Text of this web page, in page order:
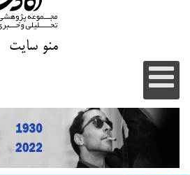
منو سایت